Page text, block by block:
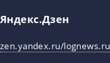
Яндекс.Дзен
zen.yandex.ru/lognews.ru